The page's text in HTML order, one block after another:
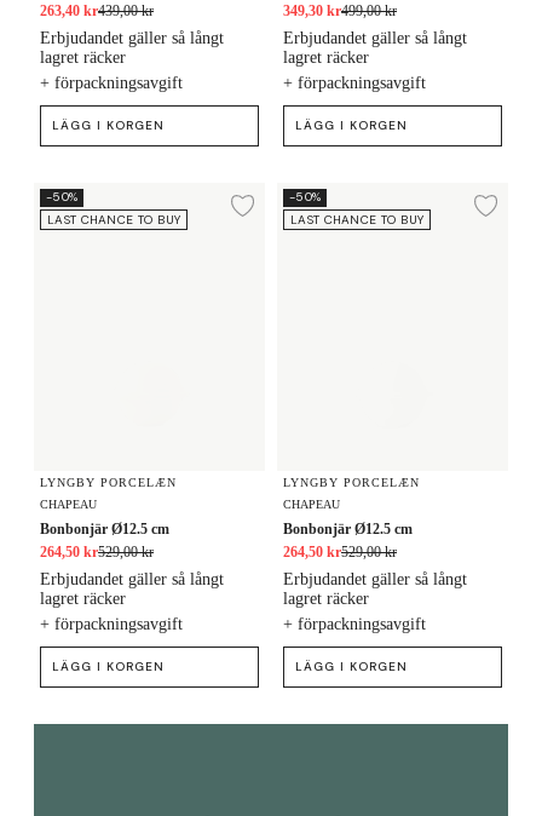
263,40 kr439,00 kr
+ förpackningsavgift
Erbjudandet gäller så långt
lagret räcker
LÄGG I KORGEN
349,30 kr499,00 kr
+ förpackningsavgift
Erbjudandet gäller så långt
lagret räcker
LÄGG I KORGEN
Bonbonjär Ø12.5 cm
-50%
LAST CHANCE TO BUY
Lägg till i önskelista
LYNGBY PORCELÆN
CHAPEAU
Bonbonjär Ø12.5 cm
264,50 kr529,00 kr
+ förpackningsavgift
Erbjudandet gäller så långt
lagret räcker
LÄGG I KORGEN
Bonbonjär Ø12.5 cm
-50%
LAST CHANCE TO BUY
LYNGBY PORCELÆN
CHAPEAU
Bonbonjär Ø12.5 cm
264,50 kr529,00 kr
+ förpackningsavgift
Erbjudandet gäller så långt
lagret räcker
LÄGG I KORGEN